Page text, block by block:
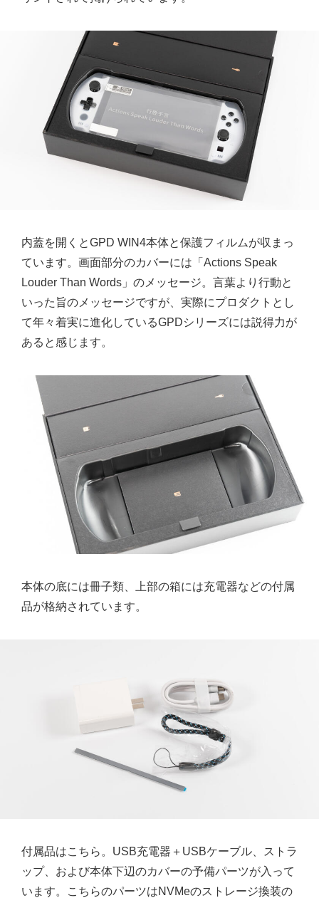
内蓋を開くとGPD WIN4本体と保護フィルムが収まっ
ています。画面部分のカバーには「Actions Speak
Louder Than Words」のメッセージ。言葉より行動と
いった旨のメッセージですが、実際にプロダクトとし
て年々着実に進化しているGPDシリーズには説得力が
あると感じます。
本体の底には冊子類、上部の箱には充電器などの付属
品が格納されています。
付属品はこちら。USB充電器＋USBケーブル、ストラ
ップ、および本体下辺のカバーの予備パーツが入って
います。こちらのパーツはNVMeのストレージ換装の